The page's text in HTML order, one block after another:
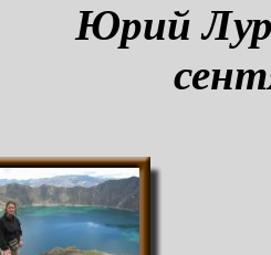
Юрий